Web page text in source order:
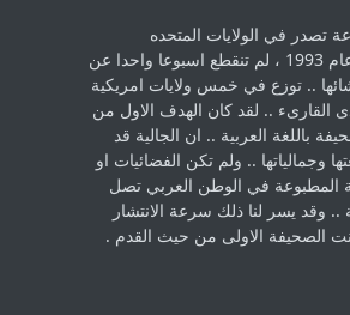
تصدر في الولايات المتحده
الامريكية منذ عام 1993 ، لم ‏تنقطع اسبوعا واحدا عن
.. توزع في خمس ولايات امريكية
القارىء ..‏ لقد كان الهدف الاول من
باللغة العربية .. ان الجالية قد
وجمالياتها .. ولم تكن الفضائيات او
المطبوعة في الوطن ‏العربي تصل
.. وقد يسر لنا ذلك سرعة الانتشار
‏الصحيفة الاولى من حيث القدم .